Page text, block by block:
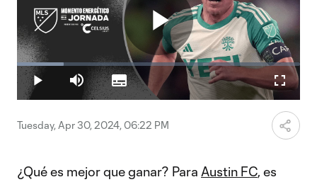
Play
Video
Play Mute
Loaded:
16.62%
Subtitles
Tuesday, Apr 30, 2024, 06:22 PM
¿Qué es mejor que ganar? Para Austin FC, es